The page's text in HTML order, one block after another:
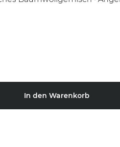
In den Warenkorb